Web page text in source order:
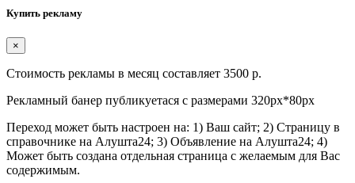
Купить рекламу
×
Стоимость рекламы в месяц составляет 3500 р.
Рекламный банер публикуетася с размерами 320px*80px
Переход может быть настроен на: 1) Ваш сайт; 2) Страницу в
справочнике на Алушта24; 3) Объявление на Алушта24; 4)
Может быть создана отдельная страница с желаемым для Вас
содержимым.